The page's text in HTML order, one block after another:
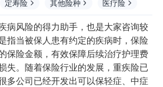
定寿险 其他险种 医疗险
风险的得力助手，也是大家咨询较
指当被保人患有约定的疾病时，保险
保险金额 ，有效保障后续治疗护理费
失。随着保险行业的发展，重疾险已
多公司已经开发出可以保轻症、中症